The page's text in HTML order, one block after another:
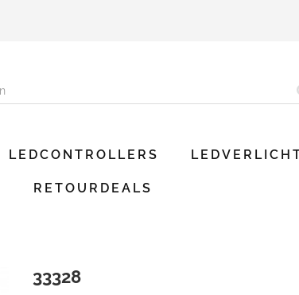
LEDCONTROLLERS
RETOURDEALS
33328